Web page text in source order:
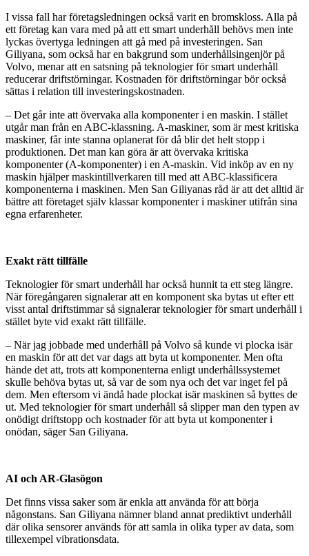
I vissa fall har företagsledningen också varit en bromskloss. Alla på
ett företag kan vara med på att ett smart underhåll behövs men inte
lyckas övertyga ledningen att gå med på investeringen. San
Giliyana, som också har en bakgrund som underhållsingenjör på
Volvo, menar att en satsning på teknologier för smart underhåll
reducerar driftstörningar. Kostnaden för driftstörningar bör också
sättas i relation till investeringskostnaden.
­–­ Det går inte att övervaka alla komponenter i en maskin. I stället
utgår man från en ABC-klassning. A-maskiner, som är mest kritiska
maskiner, får inte stanna oplanerat för då blir det helt stopp i
produktionen. Det man kan göra är att övervaka kritiska
komponenter (A-komponenter) i en A-maskin. Vid inköp av en ny
maskin hjälper maskintillverkaren till med att ABC-klassificera
komponenterna i maskinen. Men San Giliyanas råd är att det alltid är
bättre att företaget själv klassar komponenter i maskiner utifrån sina
egna erfarenheter.
Exakt rätt tillfälle
Teknologier för smart underhåll har också hunnit ta ett steg längre.
När föregångaren signalerar att en komponent ska bytas ut efter ett
visst antal driftstimmar så signalerar teknologier för smart underhåll i
stället byte vid exakt rätt tillfälle.
– När jag jobbade med underhåll på Volvo så kunde vi plocka isär
en maskin för att det var dags att byta ut komponenter. Men ofta
hände det att, trots att komponenterna enligt underhållssystemet
skulle behöva bytas ut, så var de som nya och det var inget fel på
dem. Men eftersom vi ändå hade plockat isär maskinen så byttes de
ut. Med teknologier för smart underhåll så slipper man den typen av
onödigt driftstopp och kostnader för att byta ut komponenter i
onödan, säger San Giliyana.
AI och AR-Glasögon
Det finns vissa saker som är enkla att använda för att börja
någonstans. San Giliyana nämner bland annat prediktivt underhåll
där olika sensorer används för att samla in olika typer av data, som
tillexempel vibrationsdata.